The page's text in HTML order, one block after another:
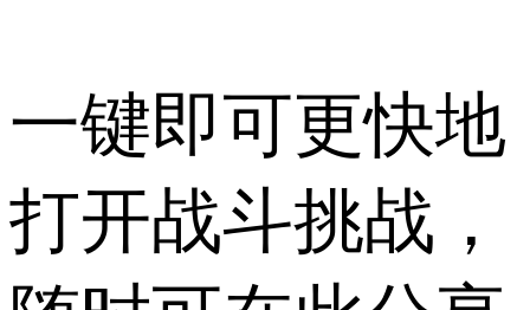
一键即可更快地
打开战斗挑战，